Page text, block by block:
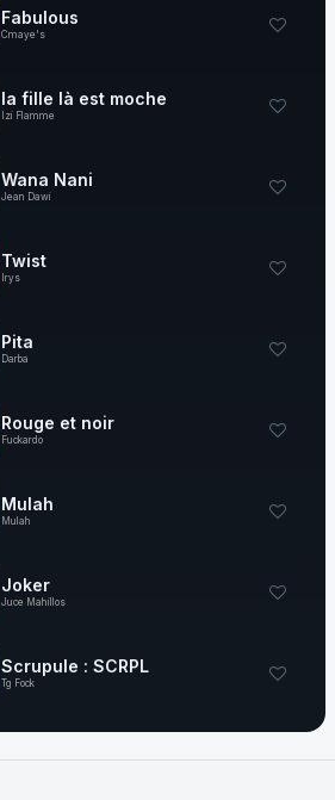
Fabulous
Cmaye's
la fille là est moche
Izi Flamme
Wana Nani
Jean Dawi
Twist
Irys
Pita
Darba
Rouge et noir
Fuckardo
Mulah
Mulah
Joker
Juce Mahillos
Scrupule : SCRPL
Tg Fock